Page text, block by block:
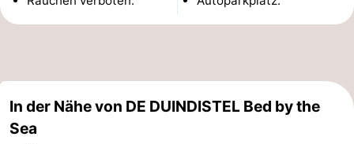
Westduin
Hotels
(mit
Frühstück)
Lastminutes
Strand
In der Nähe von DE DUINDISTEL Bed by the
Sea